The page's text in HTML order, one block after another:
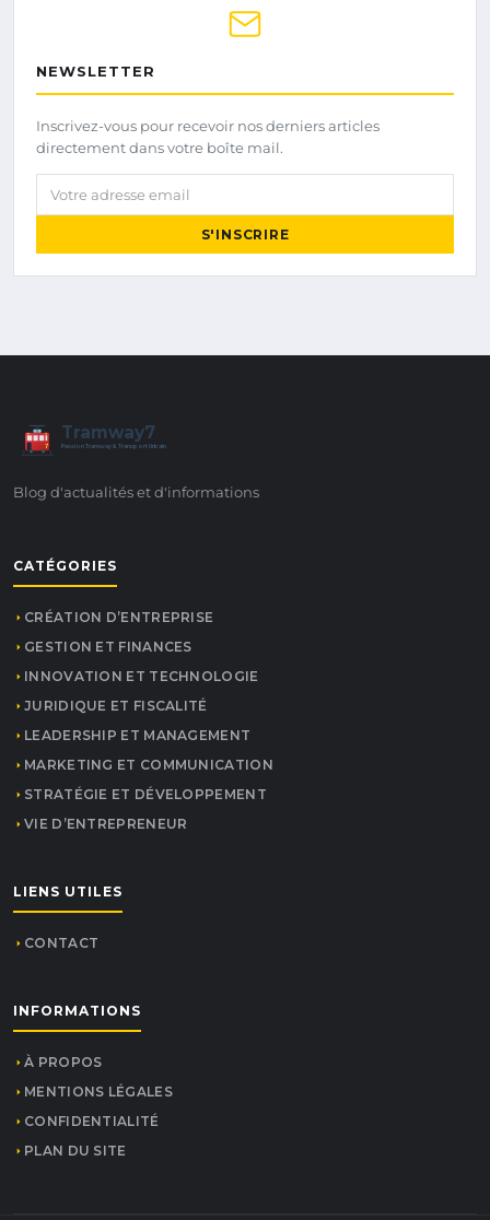
NEWSLETTER
Inscrivez-vous pour recevoir nos derniers articles
directement dans votre boîte mail.
Votre adresse email
S'INSCRIRE
7
Tramway7
Passion Tramway & Transport Urbain
Blog d'actualités et d'informations
CATÉGORIES
CRÉATION D’ENTREPRISE
GESTION ET FINANCES
INNOVATION ET TECHNOLOGIE
JURIDIQUE ET FISCALITÉ
LEADERSHIP ET MANAGEMENT
MARKETING ET COMMUNICATION
STRATÉGIE ET DÉVELOPPEMENT
VIE D’ENTREPRENEUR
LIENS UTILES
CONTACT
INFORMATIONS
À PROPOS
MENTIONS LÉGALES
CONFIDENTIALITÉ
PLAN DU SITE